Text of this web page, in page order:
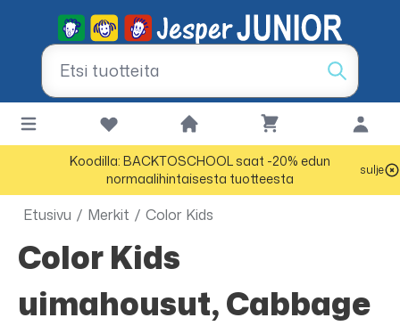
Koodilla: BACKTOSCHOOL saat -20% edun
normaalihintaisesta tuotteesta
sulje
Etusivu / Merkit / Color Kids
Color Kids
uimahousut, Cabbage